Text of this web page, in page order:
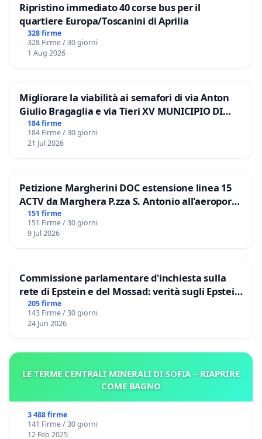
Ripristino immediato 40 corse bus per il
quartiere Europa/Toscanini di Aprilia
328 firme
328 Firme / 30 giorni
1 Aug 2026
Migliorare la viabilità ai semafori di via Anton
Giulio Bragaglia e via Tieri XV MUNICIPIO DI
ROMA
184 firme
184 Firme / 30 giorni
21 Jul 2026
Petizione Margherini DOC estensione linea 15
ACTV da Marghera P.zza S. Antonio all'aeroporto
Marco Polo tariffa a € 1,50
151 firme
151 Firme / 30 giorni
9 Jul 2026
Commissione parlamentare d'inchiesta sulla
rete di Epstein e del Mossad: verità sugli Epstein
Files
205 firme
143 Firme / 30 giorni
24 Jun 2026
LE TERME CENTRALI MINERALI DI SOFIA – RIAPRIRE
COME BAGNO
3 488 firme
141 Firme / 30 giorni
12 Feb 2025